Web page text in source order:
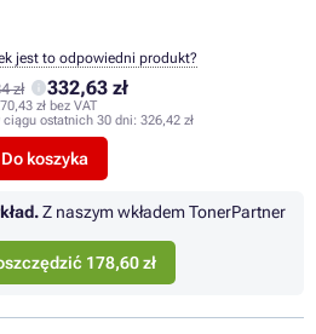
zł 332,63 zł
zł bez VAT
ostatnich 30 dni: 326,42 zł
Do koszyka
jest to odpowiedni produkt?
Z naszym wkładem TonerPartner
178,60 zł